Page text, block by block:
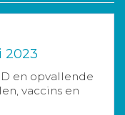
2023
en opvallende
vaccins en